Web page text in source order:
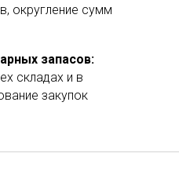
округление сумм
запасов:
складах и в
закупок